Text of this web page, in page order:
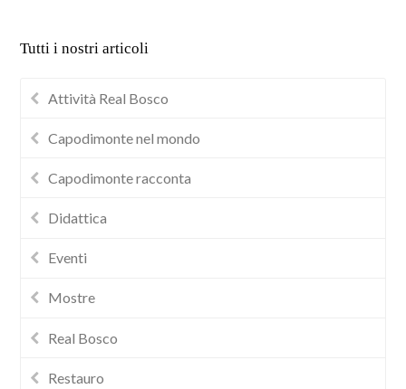
Tutti i nostri articoli
Attività Real Bosco
Capodimonte nel mondo
Capodimonte racconta
Didattica
Eventi
Mostre
Real Bosco
Restauro